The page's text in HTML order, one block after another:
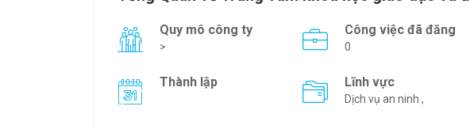
Quy mô công ty
>
Công việc đã đăng
0
Thành lập Lĩnh vực
Dịch vụ an ninh ,